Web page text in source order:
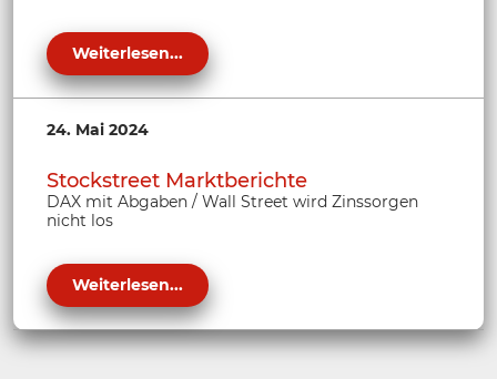
Weiterlesen...
24. Mai 2024
Stockstreet Marktberichte
DAX mit Abgaben / Wall Street wird Zinssorgen
nicht los
Weiterlesen...